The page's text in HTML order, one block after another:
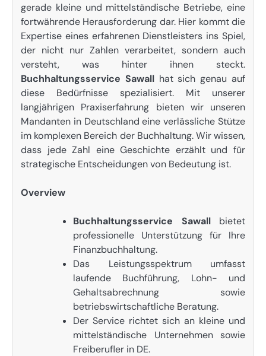
gerade kleine und mittelständische Betriebe, eine
fortwährende Herausforderung dar. Hier kommt die
Expertise eines erfahrenen Dienstleisters ins Spiel,
der nicht nur Zahlen verarbeitet, sondern auch
versteht, was hinter ihnen steckt.
Buchhaltungsservice Sawallhat sich genau auf
diese Bedürfnisse spezialisiert. Mit unserer
langjährigen Praxiserfahrung bieten wir unseren
Mandanten in Deutschland eine verlässliche Stütze
im komplexen Bereich der Buchhaltung. Wir wissen,
dass jede Zahl eine Geschichte erzählt und für
strategische Entscheidungen von Bedeutung ist.
Overview
Buchhaltungsservice Sawallbietet
professionelle Unterstützung für Ihre
Finanzbuchhaltung.
Das Leistungsspektrum umfasst
laufende Buchführung, Lohn- und
Gehaltsabrechnung sowie
betriebswirtschaftliche Beratung.
Der Service richtet sich an kleine und
mittelständische Unternehmen sowie
Freiberufler in DE.